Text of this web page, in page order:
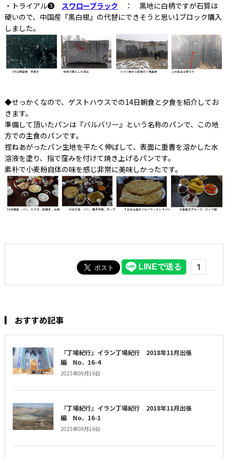
・トライアル❸ スワローブラック ： 黒地に白柄ですが石質は
硬いので、中国産『黒白根』の代替にできそうと思い1ブロック購入
しました。
◆せっかくなので、ゲストハウスでの14日朝食と夕食を紹介してお
きます。
準備して頂いたパンは『バルバリー』という名称のパンで、この地
方での主食のパンです。
捏ねあがったパン生地を平たく伸ばして、表面に重曹を溶かした水
溶液を塗り、指で窪みを付けて焼き上げるパンです。
素朴で小麦粉自体の味を感じ非常に美味しかったです。
おすすめ記事
『丁場紀行』イラン丁場紀行 2018年11月出張
編 No．16-4
2025年09月16日
『丁場紀行』イラン丁場紀行 2018年11月出張
編 No．16-1
2025年09月16日